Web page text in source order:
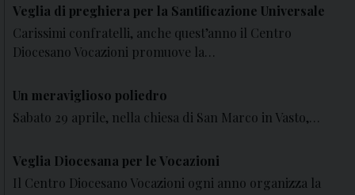
Veglia di preghiera per la Santificazione Universale
Carissimi confratelli, anche quest’anno il Centro
Diocesano Vocazioni promuove la…
Un meraviglioso poliedro
Sabato 29 aprile, nella chiesa di San Marco in Vasto,…
Veglia Diocesana per le Vocazioni
Il Centro Diocesano Vocazioni ogni anno organizza la